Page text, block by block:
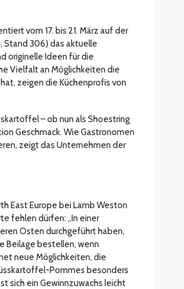
vom 17. bis 21. März auf der
Stand 306) das aktuelle
originelle Ideen für die
Vielfalt an Möglichkeiten die
zeigen die Küchenprofis von
– ob nun als Shoestring
Geschmack. Wie Gastronomen
zeigt das Unternehmen der
East Europe bei Lamb Weston
fehlen dürfen: „In einer
Osten durchgeführt haben,
Beilage bestellen, wenn
neue Möglichkeiten, die
Pommes besonders
sich ein Gewinnzuwachs leicht